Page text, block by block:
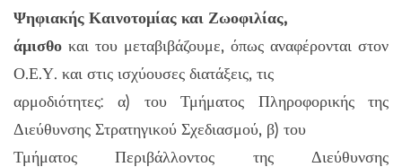
Ψηφιακής Καινοτομίας και Ζωοφιλίας,
άμισθο και του μεταβιβάζουμε, όπως αναφέρονται στον
Ο.Ε.Υ. και στις ισχύουσες διατάξεις, τις
αρμοδιότητες: α) του Τμήματος Πληροφορικής της
Διεύθυνσης Στρατηγικού Σχεδιασμού, β) του
Τμήματος Περιβάλλοντος της Διεύθυνσης